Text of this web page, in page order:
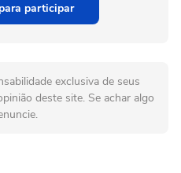
participar
exclusiva de seus
deste site. Se achar algo